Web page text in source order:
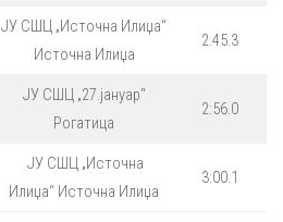
ЈУ СШЦ „Источна Илиџа“
Источна Илиџа
2.45.3
ЈУ СШЦ „27.јануар“
Рогатица
2:56.0
ЈУ СШЦ „Источна
Илиџа“ Источна Илиџа
3:00.1